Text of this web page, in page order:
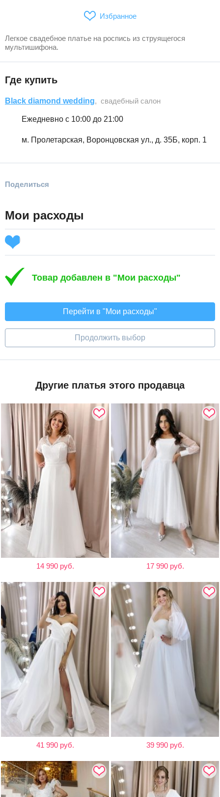
Избранное
Легкое свадебное платье на роспись из струящегося
мультишифона.
Где купить
Black diamond wedding, свадебный салон
Ежедневно с 10:00 до 21:00
м. Пролетарская, Воронцовская ул., д. 35Б, корп. 1
Поделиться
Мои расходы
Товар добавлен в "Мои расходы"
Перейти в "Мои расходы"
Продолжить выбор
Другие платья этого продавца
14 990 руб. 17 990 руб.
41 990 руб. 39 990 руб.